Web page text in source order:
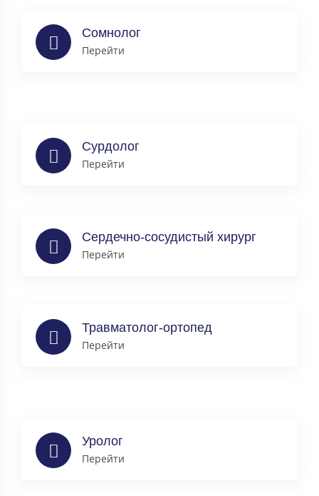
Сомнолог
Перейти
Сурдолог
Перейти
Сердечно-сосудистый хирург
Перейти
Травматолог-ортопед
Перейти
Уролог
Перейти